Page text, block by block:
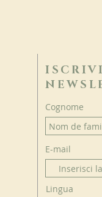
Cognome
E-mail
Lingua